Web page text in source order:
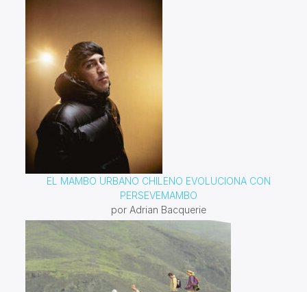
EL MAMBO URBANO CHILENO EVOLUCIONA CON
PERSEVEMAMBO
por Adrian Bacquerie